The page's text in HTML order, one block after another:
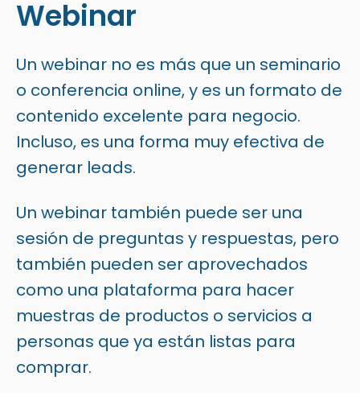
Webinar
Un webinar no es más que un seminario
o conferencia online, y es un formato de
contenido excelente para negocio.
Incluso, es una forma muy efectiva de
generar leads.
Un webinar también puede ser una
sesión de preguntas y respuestas, pero
también pueden ser aprovechados
como una plataforma para hacer
muestras de productos o servicios a
personas que ya están listas para
comprar.